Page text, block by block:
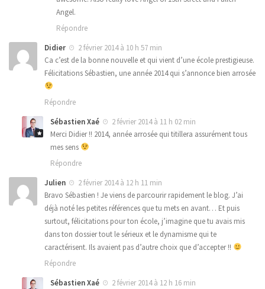
Angel.
Répondre
Didier
2 février 2014 à 10 h 57 min
Ca c’est de la bonne nouvelle et qui vient d’une école prestigieuse.
Félicitations Sébastien, une année 2014 qui s’annonce bien arrosée
Répondre
Sébastien Xaé
2 février 2014 à 11 h 02 min
Merci Didier !! 2014, année arrosée qui titillera assurément tous
mes sens
Répondre
Julien
2 février 2014 à 12 h 11 min
Bravo Sébastien ! Je viens de parcourir rapidement le blog. J’ai
déjà noté les petites références que tu mets en avant… Et puis
surtout, félicitations pour ton école, j’imagine que tu avais mis
dans ton dossier tout le sérieux et le dynamisme qui te
caractérisent. Ils avaient pas d’autre choix que d’accepter !!
Répondre
Sébastien Xaé
2 février 2014 à 12 h 16 min